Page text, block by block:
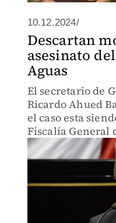
10.12.2024/
Descartan
asesinato
Aguas
El secretario de
Ricardo Ahued
el caso esta
Fiscalía General del
General de la